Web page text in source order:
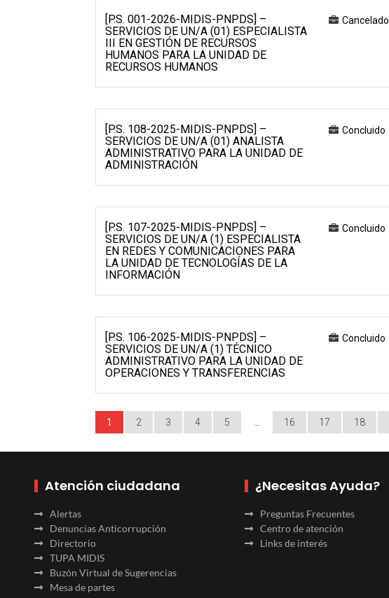
[P.S. 001-2026-MIDIS-PNPDS] –
SERVICIOS DE UN/A (01) ESPECIALISTA
III EN GESTIÓN DE RECURSOS
HUMANOS PARA LA UNIDAD DE
RECURSOS HUMANOS
Cancelado
[P.S. 108-2025-MIDIS-PNPDS] –
SERVICIOS DE UN/A (01) ANALISTA
ADMINISTRATIVO PARA LA UNIDAD DE
ADMINISTRACIÓN
Concluido
[P.S. 107-2025-MIDIS-PNPDS] –
SERVICIOS DE UN/A (1) ESPECIALISTA
EN REDES Y COMUNICACIONES PARA
LA UNIDAD DE TECNOLOGÍAS DE LA
INFORMACIÓN
Concluido
[P.S. 106-2025-MIDIS-PNPDS] –
SERVICIOS DE UN/A (1) TÉCNICO
ADMINISTRATIVO PARA LA UNIDAD DE
OPERACIONES Y TRANSFERENCIAS
Concluido
1 2 3 4 5 16 17 18
Atención ciudadana
Alertas
Denuncias Anticorrupción
Directorio
TUPA MIDIS
Buzón Virtual de Sugerencias
Mesa de partes
¿Necesitas Ayuda?
Preguntas Frecuentes
Centro de atención
Links de interés